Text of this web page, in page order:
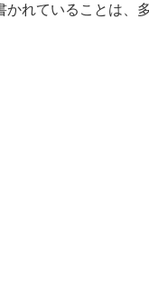
れていることは、